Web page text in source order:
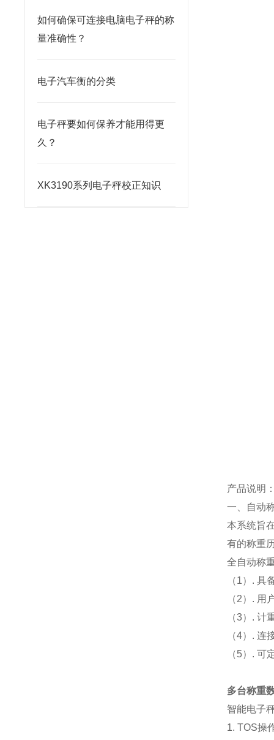
如何确保可连接电脑电子秤的称
量准确性？
电子汽车衡的分类
电子秤要如何保养才能用得更
久？
XK3190系列电子秤校正知识
产品说明
一、自动
本系统旨
有的称重
全自动称
（1）. 具
（2）.
（3）. 计
（4）. 连
（5）. 可
多台称重
智能电子
1. TOS操